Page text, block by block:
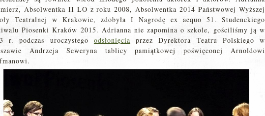
Absolwentka II LO z roku 2008, Absolwentka 2014 Państwowej Wyższej
Teatralnej w Krakowie, zdobyła I Nagrodę ex aequo 51. Studenckiego
Piosenki Kraków 2015. Adrianna nie zapomina o szkole, gościliśmy ją w
r. podczas uroczystego odsłonięcia przez Dyrektora Teatru Polskiego w
Andrzeja Seweryna tablicy pamiątkowej poświęconej Arnoldowi